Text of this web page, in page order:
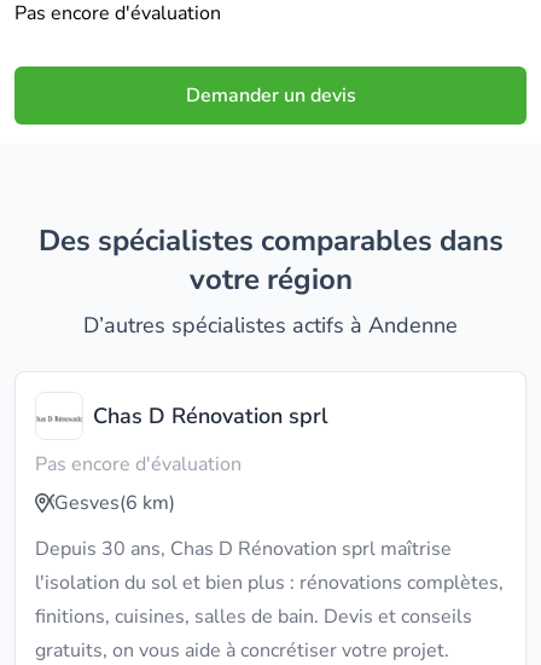
Pas encore d'évaluation
Demander un devis
Des spécialistes comparables dans
votre région
D’autres spécialistes actifs à Andenne
Chas D Rénovation sprl
Pas encore d'évaluation
Gesves(6 km)
Depuis 30 ans, Chas D Rénovation sprl maîtrise
l'isolation du sol et bien plus : rénovations complètes,
finitions, cuisines, salles de bain. Devis et conseils
gratuits, on vous aide à concrétiser votre projet.